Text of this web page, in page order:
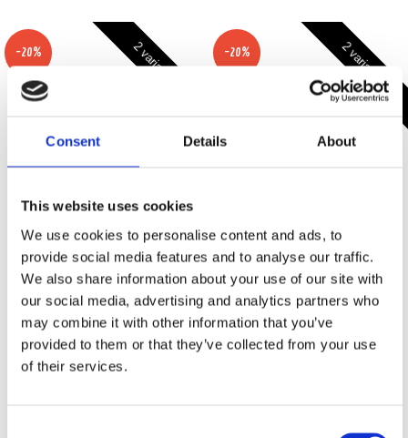
Consent Details About
This website uses cookies
We use cookies to personalise content and ads, to
provide social media features and to analyse our traffic.
We also share information about your use of our site with
our social media, advertising and analytics partners who
may combine it with other information that you’ve
provided to them or that they’ve collected from your use
of their services.
2 varianter
-20%
2x12" BDPRO12M-V9 Pro låda
med Inferno Horn
Pro låda med 2x12" midbasar och
2 varianter
-20%
2x12" BDPRO12M-V9 Pro låda
med Terror Horn
Pro låda med 2x12" midbasar och